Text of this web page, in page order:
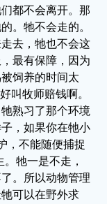
都不会离开。那
。牠不会走的。
去，牠也不会这
最有保障，因为
饲养的时间太
叫牧师赔钱啊。
熟习了那个环境
，如果你在牠小
，不能随便捕捉
牠一是不走，
。所以动物管理
可以在野外求